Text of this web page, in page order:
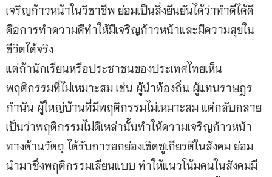
เจริญก้าวหน้าในวิชาชีพ ย่อมเป็นสิ่งยืนยันได้ว่าทำดีได้ดี
คือการทำความดีทำให้มีเจริญก้าวหน้าและมีความสุขใน
ชีวิตได้จริง
แต่ถ้านักเรียนหรือประชาชนของประเทศไทยเห็น
พฤติกรรมที่ไม่เหมาะสม เช่น ผู้นำท้องถิ่น ผู้แทนราษฎร
กำนัน ผู้ใหญ่บ้านที่มีพฤติกรรมไม่เหมาะสม แต่กลับกลาย
เป็นว่าพฤติกรรมไม่ดีเหล่านั้นทำให้ความเจริญก้าวหน้า
ทางด้านวัตถุ ได้รับการยกย่องเชิดชูเกียรติในสังคม ย่อม
นำมาซึ่งพฤติกรรมเลียนแบบ ทำให้แนวโน้มคนในสังคมมี